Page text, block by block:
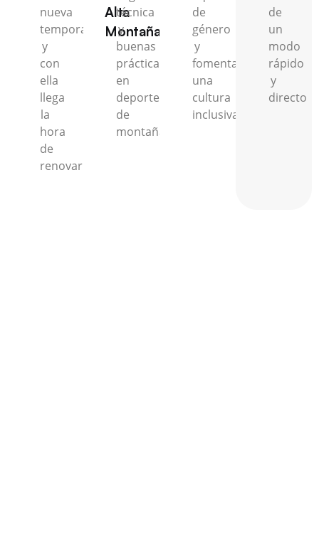
nueva
temporada
y
con
ella
llega
la
hora
de
renovar.
Alta
Montaña
técnica
y
buenas
prácticas
en
deportes
de
montaña.
de
género
y
fomentamos
una
cultura
inclusiva.
de
un
modo
rápido
y
directo